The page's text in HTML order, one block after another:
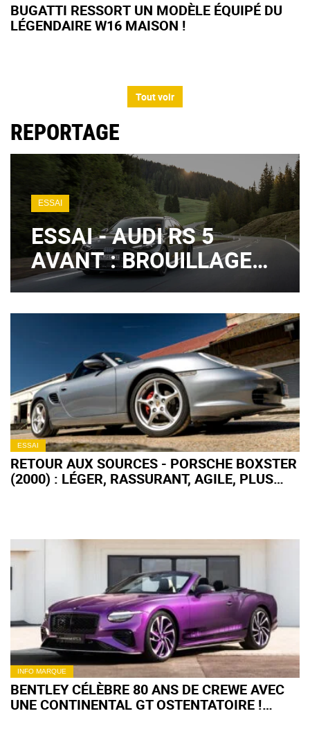
BUGATTI RESSORT UN MODÈLE ÉQUIPÉ DU
LÉGENDAIRE W16 MAISON !
Tout voir
REPORTAGE
ESSAI
ESSAI - AUDI RS 5
AVANT : BROUILLAGE
DE PISTES ?
ESSAI
RETOUR AUX SOURCES - PORSCHE BOXSTER
(2000) : LÉGER, RASSURANT, AGILE, PLUS
INFO MARQUE
BENTLEY CÉLÈBRE 80 ANS DE CREWE AVEC
UNE CONTINENTAL GT OSTENTATOIRE !